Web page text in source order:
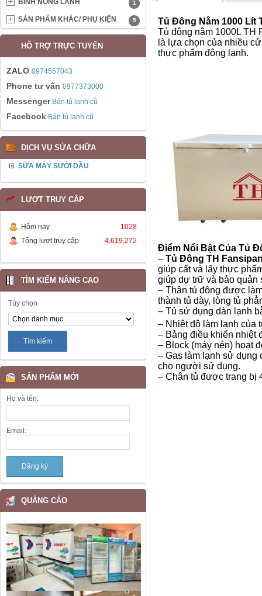
Tủ Đông Nằm 1000 Lít
Tủ đông nằm 1000L TH
là lựa chọn của nhiều
thực phẩm đông lạnh.
Điểm Nổi Bật Của Tủ
– Tủ Đông TH
giúp cất và lấy thực
giúp dự trữ và bảo quản
– Thân tủ đông được
thành tủ dày, lòng tủ
– Tủ sử dụng dàn lạnh
– Nhiệt độ làm lạnh của
– Bảng điều khiển nhiệt
– Block (máy nén) hoạt
– Gas làm lạnh sử dụng
cho người sử dụng.
– Chân tủ được trang bị
BÌNH NÓNG LẠNH 1
SẢN PHẨM KHÁC/ PHỤ KIỆN 5
HỖ TRỢ TRỰC TUYẾN
ZALO 0974557043
Phone tư vấn 0977373000
Messenger Bán tủ lạnh cũ
Facebook Bán tủ lạnh cũ
DỊCH VỤ SỬA CHỮA
SỬA MÁY SƯỞI DẦU
LƯỢT TRUY CẬP
Hôm nay
1028
Tổng lượt truy cập
4,619,272
TÌM KIẾM NÂNG CAO
Tùy chọn
SẢN PHẨM MỚI
Họ và tên:
Email:
QUẢNG CÁO